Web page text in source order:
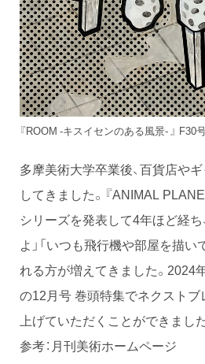
『ROOM -キスイセンのある風景- 』 F30
多摩美術大学卒業後、百貨店や
してきました。『ANIMAL
シリーズを発表して4年ほど経ち
よ」「いつも飛行機や部屋を描い
れる方が増えてきました。2024
の12月号 巻頭特集でネクストブ
上げていただくことができました
参考：月刊美術ホームページ